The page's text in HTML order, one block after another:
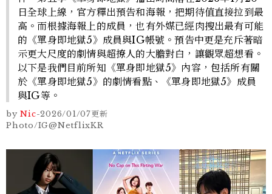
日全球上線，官方釋出預告和海報，把期待值直接拉到最
高。而根據海報上的成員，也有外媒已經肉搜出最有可能
的《單身即地獄5》成員與IG帳號。預告中更是充斥著暗
示更大尺度的劇情與超撩人的大膽對白，讓觀眾超想看。
以下是我們目前所知《單身即地獄5》內容，包括所有關
於《單身即地獄5》的劇情看點、《單身即地獄5》成員
與IG等。
by Nic-2026/01/07更新
Photo/IG@NetflixKR